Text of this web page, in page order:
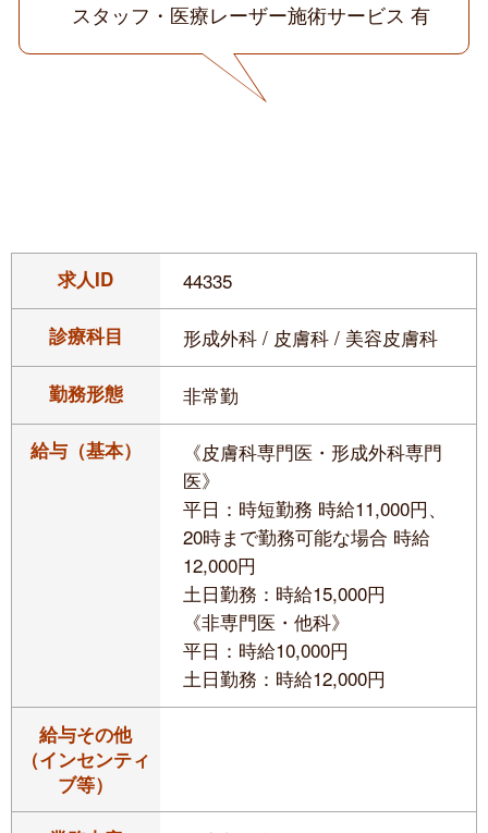
スタッフ・医療レーザー施術サービス 有
求人ID 44335
診療科目 形成外科 / 皮膚科 / 美容皮膚科
勤務形態 非常勤
給与（基本）
《皮膚科専門医・形成外科専門
医》
平日：時短勤務 時給11,000円、
20時まで勤務可能な場合 時給
12,000円
土日勤務：時給15,000円
《非専門医・他科》
平日：時給10,000円
土日勤務：時給12,000円
給与その他
（インセンティ
ブ等）